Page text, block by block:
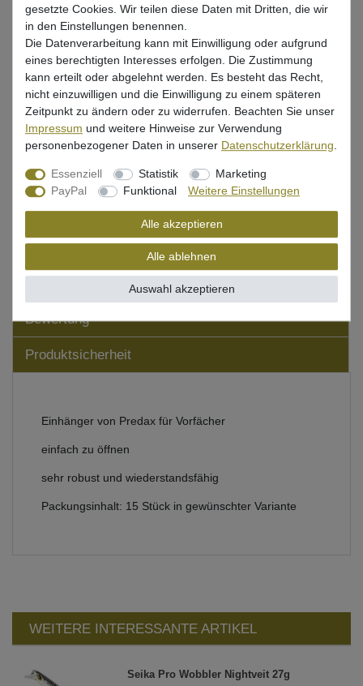
* inkl. ges. MwSt. zzgl.Versandkosten
Lieferzeit 1-3 Tage (Deutschland); 3-7 Tage (Ausland)
Informationen zur Berechnung des Liefertermins hier
Mehr als 5 Stück verfügbar
In den Warenkorb
Wunschliste
Bewertung
Produktsicherheit
Einhänger von Predax für Vorfächer
einfach zu öffnen
sehr robust und wiederstandsfähig
Packungsinhalt: 15 Stück in gewünschter Variante
WEITERE INTERESSANTE ARTIKEL
Seika Pro Wobbler Nightveit 27g
gesetzte Cookies. Wir teilen diese Daten mit Dritten, die wir
in den Einstellungen benennen.
Die Datenverarbeitung kann mit Einwilligung oder aufgrund
eines berechtigten Interesses erfolgen. Die Zustimmung
kann erteilt oder abgelehnt werden. Es besteht das Recht,
nicht einzuwilligen und die Einwilligung zu einem späteren
Zeitpunkt zu ändern oder zu widerrufen. Beachten Sie unser
Impressum und weitere Hinweise zur Verwendung
personenbezogener Daten in unserer Daten­schutz­erklärung
Essenziell Statistik
Marketing
PayPal
Funktional Weitere Einstellungen
Alle akzeptieren
Alle ablehnen
Auswahl akzeptieren